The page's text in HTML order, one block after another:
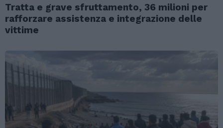
Tratta e grave sfruttamento, 36 milioni per
rafforzare assistenza e integrazione delle
vittime